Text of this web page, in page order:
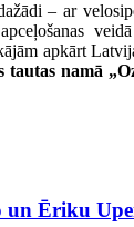
– ar
apkārt
namā
Ēriku